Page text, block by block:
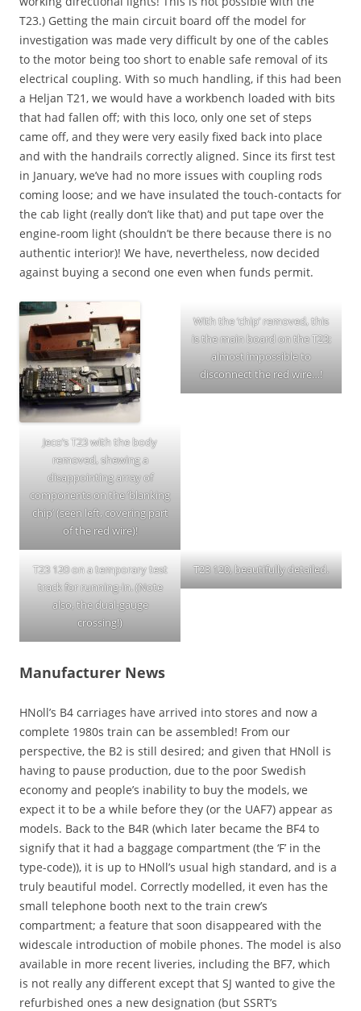
T23.) Getting the main circuit board off the model for
investigation was made very difficult by one of the cables
to the motor being too short to enable safe removal of its
electrical coupling. With so much handling, if this had been
a Heljan T21, we would have a workbench loaded with bits
that had fallen off; with this loco, only one set of steps
came off, and they were very easily fixed back into place
and with the handrails correctly aligned. Since its first test
in January, we’ve had no more issues with coupling rods
coming loose; and we have insulated the touch-contacts for
the cab light (really don’t like that) and put tape over the
engine-room light (shouldn’t be there because there is no
authentic interior)! We have, nevertheless, now decided
against buying a second one even when funds permit.
Jeco’s T23 with the body
removed, shewing a
disappointing array of
components on the ‘blanking
chip’ (seen left, covering part
of the red wire)!
With the ‘chip’ removed, this
is the main board on the T23;
almost impossible to
disconnect the red wire…!
T23 120 on a temporary test
track for running-in. (Note
also, the dual-gauge
crossing!)
T23 120, beautifully detailed.
Manufacturer News
HNoll’s B4 carriages have arrived into stores and now a
complete 1980s train can be assembled! From our
perspective, the B2 is still desired; and given that HNoll is
having to pause production, due to the poor Swedish
economy and people’s inability to buy the models, we
expect it to be a while before they (or the UAF7) appear as
models. Back to the B4R (which later became the BF4 to
signify that it had a baggage compartment (the ‘F’ in the
type-code)), it is up to HNoll’s usual high standard, and is a
truly beautiful model. Correctly modelled, it even has the
small telephone booth next to the train crew’s
compartment; a feature that soon disappeared with the
widescale introduction of mobile phones. The model is also
available in more recent liveries, including the BF7, which
is not really any different except that SJ wanted to give the
refurbished ones a new designation (but SSRT’s